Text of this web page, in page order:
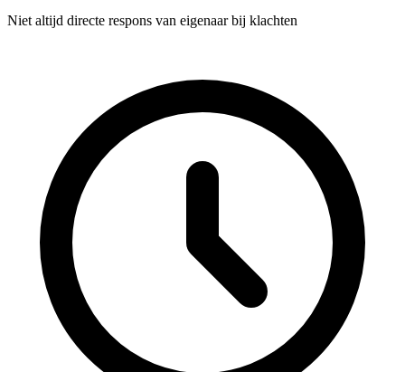
Niet altijd directe respons van eigenaar bij klachten